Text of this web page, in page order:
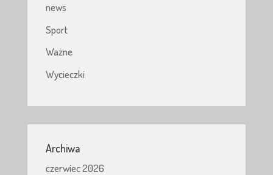
news
Sport
Ważne
Wycieczki
Archiwa
czerwiec 2026